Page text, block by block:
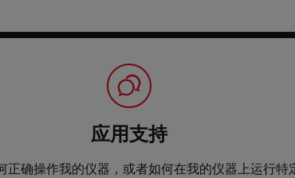
应用支持
正确操作我的仪器，或者如何在我的仪器上运行特